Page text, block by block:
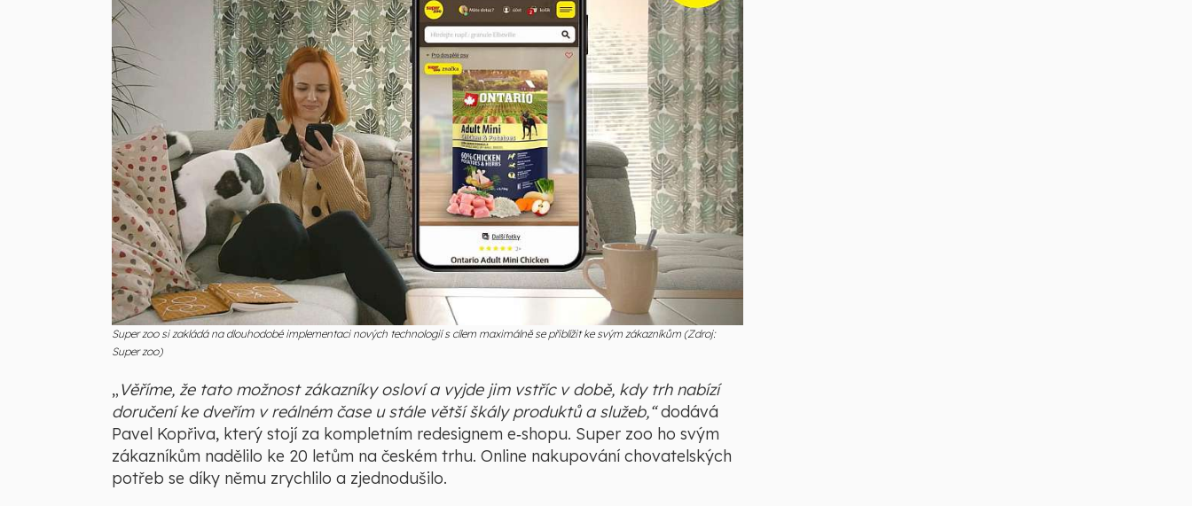
Super zoo si zakládá na dlouhodobé implementaci nových technologií s cílem maximálně se přiblížit ke svým zákazníkům (Zdroj:
Super zoo)
„Věříme, že tato možnost zákazníky osloví a vyjde jim vstříc v době, kdy trh nabízí
doručení ke dveřím v reálném čase u stále větší škály produktů a služeb,“dodává
Pavel Kopřiva, který stojí za kompletním redesignem e‑shopu. Super zoo ho svým
zákazníkům nadělilo ke 20 letům na českém trhu. Online nakupování chovatelských
potřeb se díky němu zrychlilo a zjednodušilo.